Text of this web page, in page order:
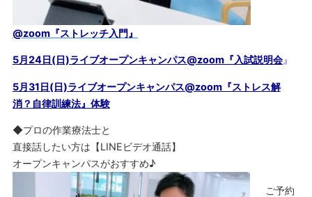
@zoom『ストレッチ入門』
5月24日(日)ライブオープンキャンパス@zoom『入試説明会』
5月31日(日)ライブオープンキャンパス@zoom『ストレス解
消？自律訓練法』体験
◆プロの作業療法士と
直接話したい方は【LINEビデオ通話】
オープンキャンパスがおすすめ♪
ご予約